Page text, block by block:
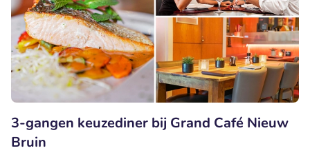
3-gangen keuzediner bij Grand Café Nieuw
Bruin